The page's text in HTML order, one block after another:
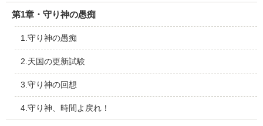
第1章・守り神の愚痴
1.守り神の愚痴
2.天国の更新試験
3.守り神の回想
4.守り神、時間よ戻れ！